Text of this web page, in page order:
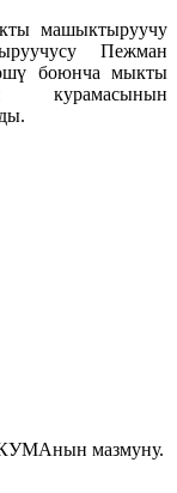
машыктыруучу
Пежман
боюнча мыкты
КУМАнын мазмуну.